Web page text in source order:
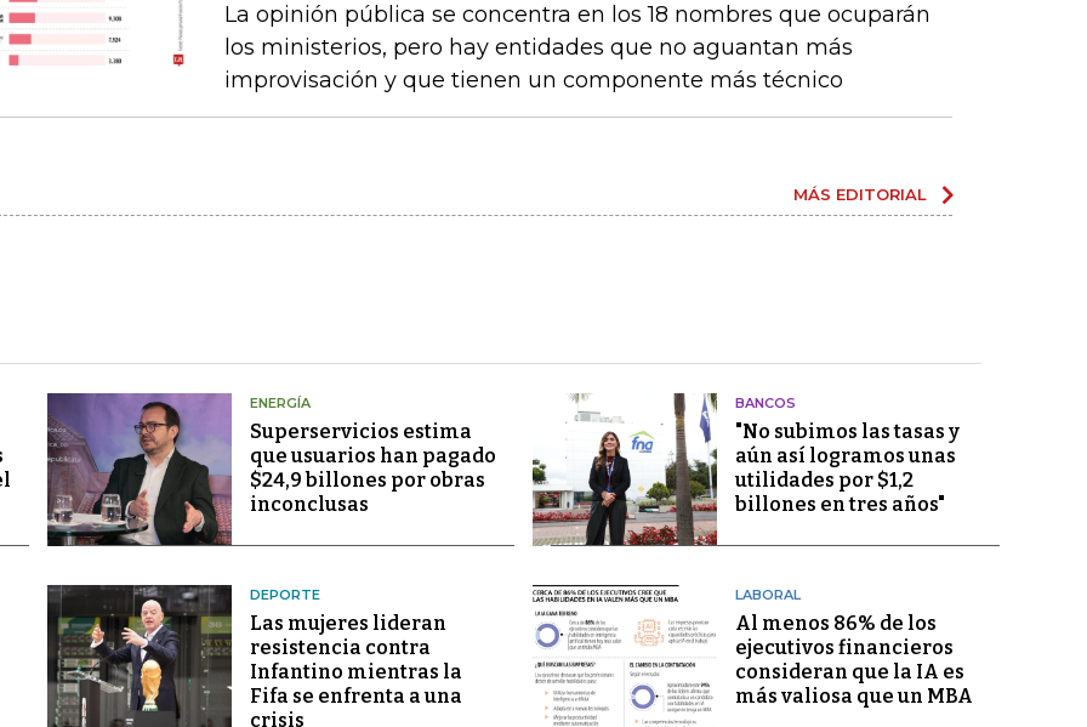
La opinión pública se concentra en los 18 nombres que ocuparán
los ministerios, pero hay entidades que no aguantan más
improvisación y que tienen un componente más técnico
MÁS EDITORIAL
ENERGÍA
Superservicios estima
que usuarios han pagado
$24,9 billones por obras
inconclusas
BANCOS
"No subimos las tasas y
aún así logramos unas
utilidades por $1,2
billones en tres años"
DEPORTE
Las mujeres lideran
resistencia contra
Infantino mientras la
Fifa se enfrenta a una
crisis
LABORAL
Al menos 86% de los
ejecutivos financieros
consideran que la IA es
más valiosa que un MBA